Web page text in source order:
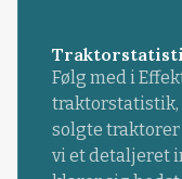
Følg med i
traktorstatistik,
solgte traktorer
vi et detaljeret